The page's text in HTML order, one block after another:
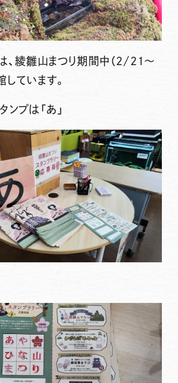
、綾雛山まつり期間中（2/21～
ています。
ンプは 「あ」